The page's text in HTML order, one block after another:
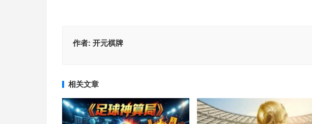
作者: 开元棋牌
相关文章